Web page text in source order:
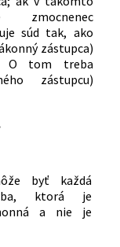
zmocnenec
súd tak, ako
zástupca)
O tom treba
zástupcu)
byť každá
ktorá je
a nie je